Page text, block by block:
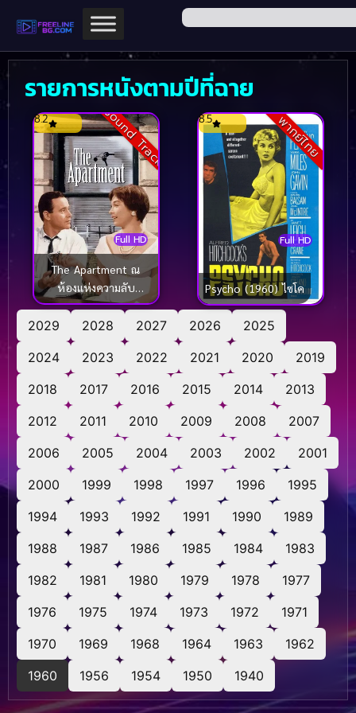
รายการหนังตามปีที่ฉาย
2029 2028 2027 2026
2025
2024
2023 2022 2021 2020
2019
2018
2017 2016 2015 2014
2013
2012
2011 2010 2009 2008
2007
2006
2005 2004 2003 2002
2001
2000
1999 1998 1997 1996
1995
1994
1993 1992 1991 1990
1989
1988
1987 1986 1985 1984
1983
1982
1981 1980 1979 1978
1977
1976
1975 1974 1973 1972
1971
1970
1969 1968 1964 1963
1962
1960
1956 1954 1950 1940
Sound Track
Full HD
8.2
The Apartment ณ
ห้องแห่งความลับ
(1960)
พากย์ไทย
Full HD
8.5
Psycho (1960) ไซโค